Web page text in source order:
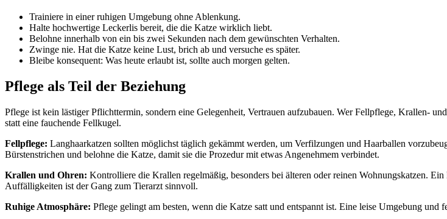
Trainiere in einer ruhigen Umgebung ohne Ablenkung.
Halte hochwertige Leckerlis bereit, die die Katze wirklich liebt.
Belohne innerhalb von ein bis zwei Sekunden nach dem gewünschten Verhalten.
Zwinge nie. Hat die Katze keine Lust, brich ab und versuche es später.
Bleibe konsequent: Was heute erlaubt ist, sollte auch morgen gelten.
Pflege als Teil der Beziehung
Pflege ist kein lästiger Pflichttermin, sondern eine Gelegenheit, Vertrauen aufzubauen. Wer Fellpflege, Krallen-
statt eine fauchende Fellkugel.
Fellpflege: Langhaarkatzen sollten möglichst täglich gekämmt werden, um Verfilzungen und Haarballen
Bürstenstrichen und belohne die Katze, damit sie die Prozedur mit etwas Angenehmem verbindet.
Krallen und Ohren: Kontrolliere die Krallen regelmäßig, besonders bei älteren oder reinen Wohnungskatzen.
Auffälligkeiten ist der Gang zum Tierarzt sinnvoll.
Ruhige Atmosphäre: Pflege gelingt am besten, wenn die Katze satt und entspannt ist. Eine leise Umgebung und